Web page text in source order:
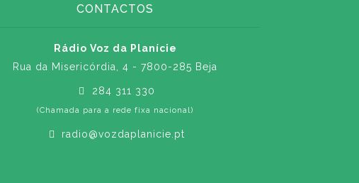
CONTACTOS
Rádio Voz da Planície
Rua da Misericórdia, 4 - 7800-285 Beja
284 311 330
(Chamada para a rede fixa nacional)
radio@vozdaplanicie.pt